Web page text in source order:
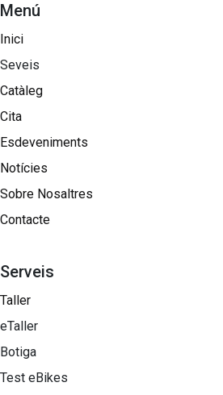
Menú
Inici
Seveis
Catàleg
Cita
Esdeveniments
Notícies
Sobre Nosaltres​
Contacte
Serveis
Taller
eTaller
Botiga
Test eBikes